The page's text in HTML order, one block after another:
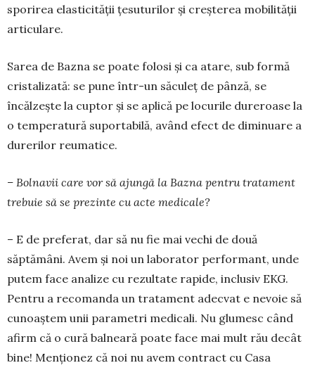
sporirea elasticității țesuturilor și creșterea mobilității
articulare.
Sarea de Bazna se poate folosi și ca atare, sub formă
cristalizată: se pune într-un săculeț de pân­ză, se
încălzește la cuptor și se aplică pe locurile dureroase la
o temperatură suportabilă, având efect de diminuare a
durerilor reumatice.
– Bolnavii care vor să ajun­gă la Bazna pentru tratament
trebuie să se prezinte cu acte medicale?
– E de preferat, dar să nu fie mai vechi de două
săptămâni. Avem și noi un laborator per­for­mant, unde
putem face ana­lize cu rezultate rapide, inclusiv EKG.
Pentru a recomanda un tratament adecvat e nevoie să
cunoaștem unii parametri me­dicali. Nu glumesc când
afirm că o cură balneară poate face mai mult rău decât
bine! Men­ționez că noi nu avem contract cu Casa